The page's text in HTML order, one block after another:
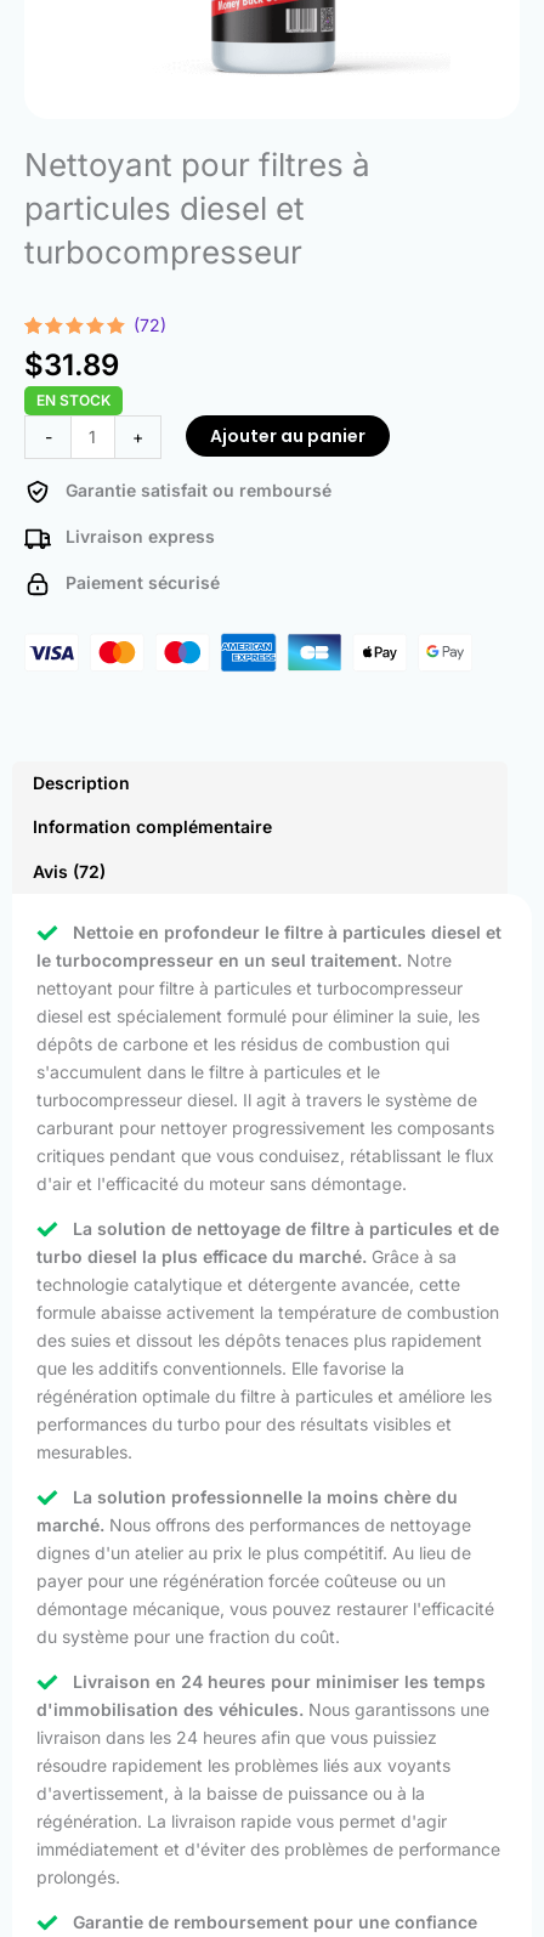
Nettoyant pour filtres à
particules diesel et
turbocompresseur
Noté 4.96
sur 5
basé sur
72
notations
client
(72)
$31.89
EN STOCK
-
de
Diesel
Filter
Turbocharger
+ Ajouter au panier
Garantie satisfait ou remboursé
Livraison express
Paiement sécurisé
Description
Information complémentaire
Avis (72)
Nettoie en profondeur le filtre à particules diesel et
le turbocompresseur en un seul traitement. Notre
nettoyant pour filtre à particules et turbocompresseur
diesel est spécialement formulé pour éliminer la suie, les
dépôts de carbone et les résidus de combustion qui
s'accumulent dans le filtre à particules et le
turbocompresseur diesel. Il agit à travers le système de
carburant pour nettoyer progressivement les composants
critiques pendant que vous conduisez, rétablissant le flux
d'air et l'efficacité du moteur sans démontage.
La solution de nettoyage de filtre à particules et de
turbo diesel la plus efficace du marché. Grâce à sa
technologie catalytique et détergente avancée, cette
formule abaisse activement la température de combustion
des suies et dissout les dépôts tenaces plus rapidement
que les additifs conventionnels. Elle favorise la
régénération optimale du filtre à particules et améliore les
performances du turbo pour des résultats visibles et
mesurables.
La solution professionnelle la moins chère du
marché. Nous offrons des performances de nettoyage
dignes d'un atelier au prix le plus compétitif. Au lieu de
payer pour une régénération forcée coûteuse ou un
démontage mécanique, vous pouvez restaurer l'efficacité
du système pour une fraction du coût.
Livraison en 24 heures pour minimiser les temps
d'immobilisation des véhicules. Nous garantissons une
livraison dans les 24 heures afin que vous puissiez
résoudre rapidement les problèmes liés aux voyants
d'avertissement, à la baisse de puissance ou à la
régénération. La livraison rapide vous permet d'agir
immédiatement et d'éviter des problèmes de performance
prolongés.
Garantie de remboursement pour une confiance